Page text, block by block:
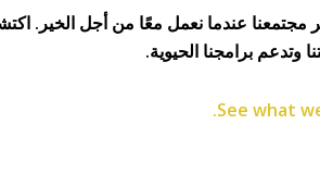
مجتمعنا عندما نعمل معًا من أجل الخير.
وتدعم برامجنا الحيوية.
See what